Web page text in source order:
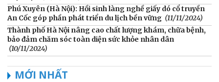
Phú Xuyên (Hà Nội): Hồi sinh làng nghề giấy dó cổ truyền
An Cốc góp phần phát triển du lịch bền vững (11/11/2024)
Thành phố Hà Nội nâng cao chất lượng khám, chữa bệnh,
bảo đảm chăm sóc toàn diện sức khỏe nhân dân
(10/11/2024)
MỚI NHẤT